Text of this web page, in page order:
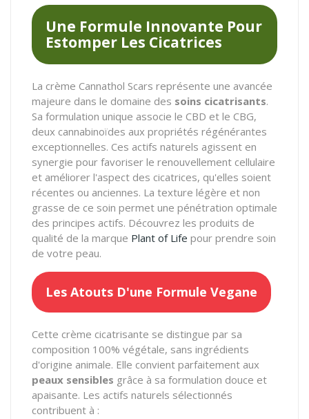
Une Formule Innovante Pour
Estomper Les Cicatrices
La crème Cannathol Scars représente une avancée
majeure dans le domaine des soins cicatrisants.
Sa formulation unique associe le CBD et le CBG,
deux cannabinoïdes aux propriétés régénérantes
exceptionnelles. Ces actifs naturels agissent en
synergie pour favoriser le renouvellement cellulaire
et améliorer l'aspect des cicatrices, qu'elles soient
récentes ou anciennes. La texture légère et non
grasse de ce soin permet une pénétration optimale
des principes actifs. Découvrez les produits de
qualité de la marque Plant of Life pour prendre soin
de votre peau.
Les Atouts D'une Formule Vegane
Cette crème cicatrisante se distingue par sa
composition 100% végétale, sans ingrédients
d'origine animale. Elle convient parfaitement aux
peaux sensibles grâce à sa formulation douce et
apaisante. Les actifs naturels sélectionnés
contribuent à :